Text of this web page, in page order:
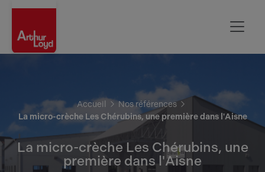
Accueil
Nos références
La micro-crèche Les Chérubins, une première dans l'Aisne
La micro-crèche Les Chérubins, une
première dans l'Aisne